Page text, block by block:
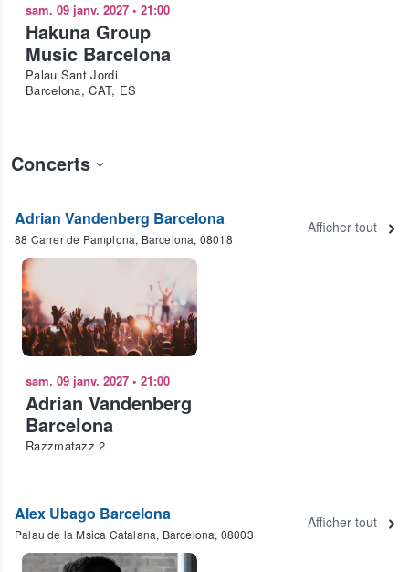
sam. 09 janv. 2027 • 21:00
Hakuna Group
Music Barcelona
Palau Sant Jordi
Barcelona, CAT, ES
Concerts
Adrian Vandenberg Barcelona
88 Carrer de Pamplona, Barcelona, 08018
Afficher tout
sam. 09 janv. 2027 • 21:00
Adrian Vandenberg
Barcelona
Razzmatazz 2
Alex Ubago Barcelona
Palau de la Msica Catalana, Barcelona, 08003
Afficher tout